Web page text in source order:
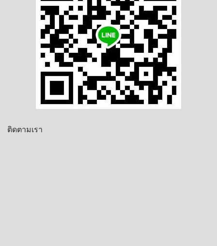
ติดตามเรา